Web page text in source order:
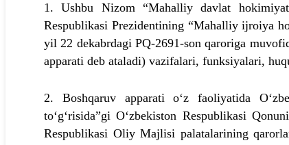
1. Ushbu Nizom “Mahalliy davlat
Respublikasi Prezidentining “Mahalliy ijroiya
yil 22 dekabrdagi PQ-2691-son qaroriga
apparati deb ataladi) vazifalari, funksiyalari,
2. Boshqaruv apparati o‘z faoliyatida
to‘g‘risida”gi O‘zbekiston Respublikasi
Respublikasi Oliy Majlisi palatalarining